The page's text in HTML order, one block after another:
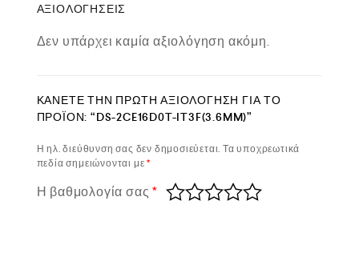
ΑΞΙΟΛΟΓΉΣΕΙΣ
Δεν υπάρχει καμία αξιολόγηση ακόμη.
ΚΆΝΕΤΕ ΤΗΝ ΠΡΏΤΗ ΑΞΙΟΛΌΓΗΣΗ ΓΙΑ ΤΟ
ΠΡΟΪΌΝ: “DS-2CE16D0T-IT3F(3.6MM)”
Η ηλ. διεύθυνση σας δεν δημοσιεύεται. Τα υποχρεωτικά
πεδία σημειώνονται με*
Η βαθμολογία σας*